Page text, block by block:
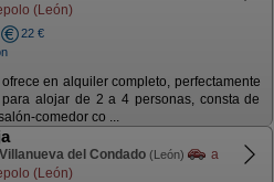
(León)
22 €
en alquiler completo, perfectamente
alojar de 2 a 4 personas, consta de
comedor co ...
Villanueva del Condado (León)
a
(León)